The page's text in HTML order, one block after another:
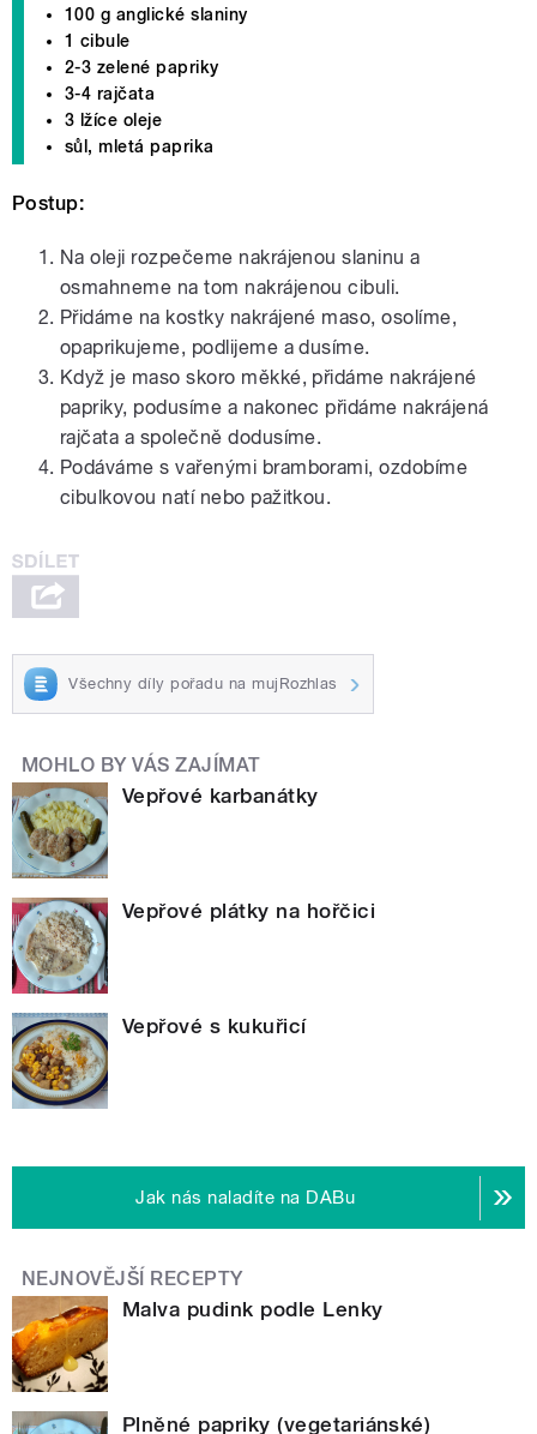
100 g anglické slaniny
1 cibule
2-3 zelené papriky
3-4 rajčata
3 lžíce oleje
sůl, mletá paprika
Postup:
Na oleji rozpečeme nakrájenou slaninu a
osmahneme na tom nakrájenou cibuli.
Přidáme na kostky nakrájené maso, osolíme,
opaprikujeme, podlijeme a dusíme.
Když je maso skoro měkké, přidáme nakrájené
papriky, podusíme a nakonec přidáme nakrájená
rajčata a společně dodusíme.
Podáváme s vařenými bramborami, ozdobíme
cibulkovou natí nebo pažitkou.
Všechny díly pořadu na mujRozhlas
MOHLO BY VÁS ZAJÍMAT
Vepřové karbanátky
Vepřové plátky na hořčici
Vepřové s kukuřicí
Jak nás naladíte na DABu
NEJNOVĚJŠÍ RECEPTY
Malva pudink podle Lenky
Plněné papriky (vegetariánské)